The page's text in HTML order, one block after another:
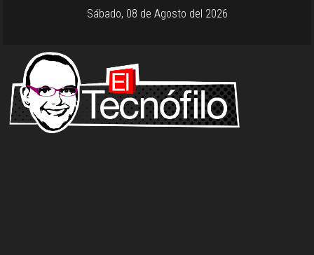
Sábado, 08 de Agosto del 2026